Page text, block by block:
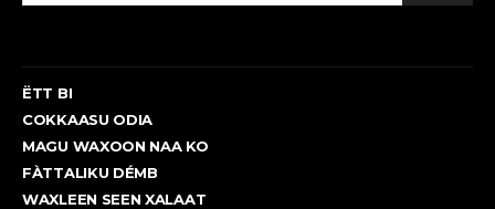
ËTT BI
COKKAASU ODIA
MAGU WAXOON NAA KO
FÀTTALIKU DÉMB
WAXLEEN SEEN XALAAT